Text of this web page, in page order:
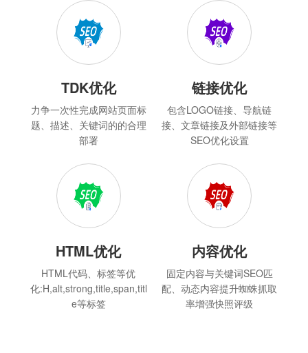
TDK优化
力争一次性完成网站页面标
题、描述、关键词的的合理
部署
链接优化
包含LOGO链接、导航链
接、文章链接及外部链接等
SEO优化设置
HTML优化
HTML代码、标签等优
化:H,alt,strong,title,span,titl
e等标签
内容优化
固定内容与关键词SEO匹
配、动态内容提升蜘蛛抓取
率增强快照评级